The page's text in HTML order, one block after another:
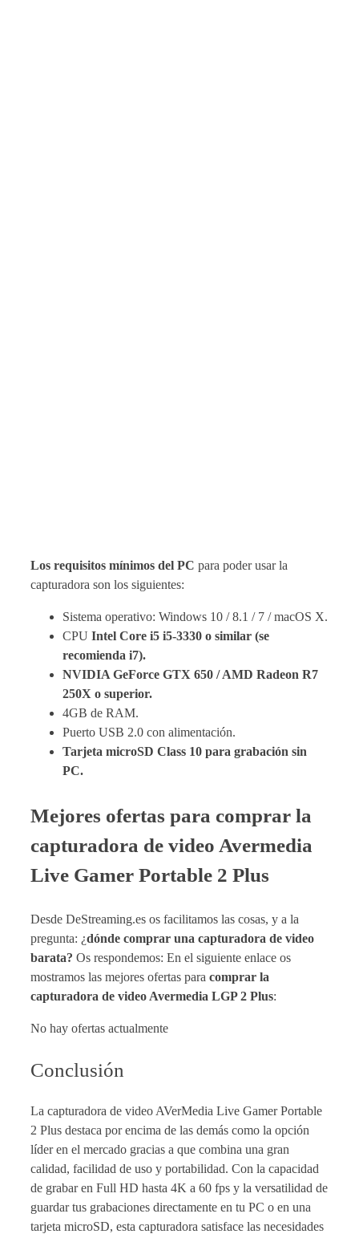
Los requisitos mínimos del PC para poder usar la
capturadora son los siguientes:
Sistema operativo: Windows 10 / 8.1 / 7 / macOS X.
CPU Intel Core i5 i5-3330 o similar (se
recomienda i7).
NVIDIA GeForce GTX 650 / AMD Radeon R7
250X o superior.
4GB de RAM.
Puerto USB 2.0 con alimentación.
Tarjeta microSD Class 10 para grabación sin
PC.
Mejores ofertas para comprar la
capturadora de video Avermedia
Live Gamer Portable 2 Plus
Desde DeStreaming.es os facilitamos las cosas, y a la
pregunta: ¿dónde comprar una capturadora de video
barata? Os respondemos: En el siguiente enlace os
mostramos las mejores ofertas para comprar la
capturadora de video Avermedia LGP 2 Plus:
No hay ofertas actualmente
Conclusión
La capturadora de video AVerMedia Live Gamer Portable
2 Plus destaca por encima de las demás como la opción
líder en el mercado gracias a que combina una gran
calidad, facilidad de uso y portabilidad. Con la capacidad
de grabar en Full HD hasta 4K a 60 fps y la versatilidad de
guardar tus grabaciones directamente en tu PC o en una
tarjeta microSD, esta capturadora satisface las necesidades